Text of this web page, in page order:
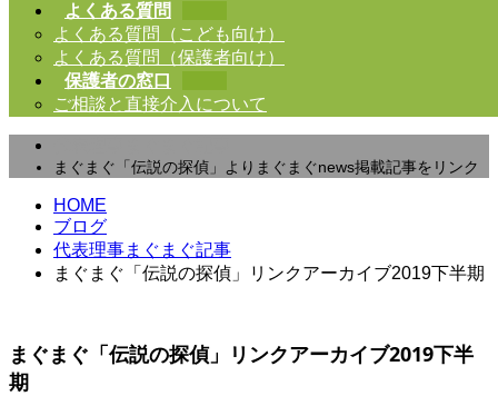
よくある質問
よくある質問（こども向け）
よくある質問（保護者向け）
保護者の窓口
ご相談と直接介入について
まぐまぐ「伝説の探偵」よりまぐまぐnews掲載記事をリンク
HOME
ブログ
代表理事まぐまぐ記事
まぐまぐ「伝説の探偵」リンクアーカイブ2019下半期
まぐまぐ「伝説の探偵」リンクアーカイブ2019下半
期